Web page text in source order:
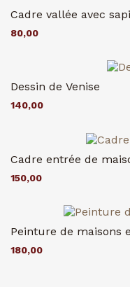
Cadre vallée avec
80,00
Dessin de Venise
140,00
Cadre entrée de
150,00
Peinture de maisons
180,00